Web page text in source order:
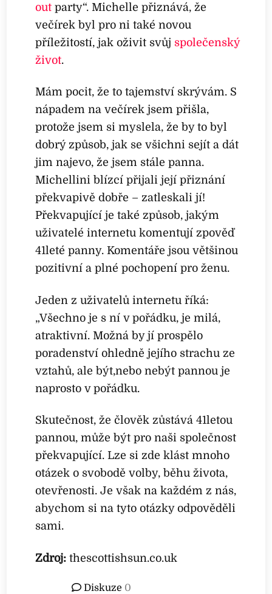
out party“. Michelle přiznává, že
večírek byl pro ni také novou
příležitostí, jak oživit svůjspolečenský
život.
Mám pocit, že to tajemství skrývám. S
nápadem na večírek jsem přišla,
protože jsem si myslela, že by to byl
dobrý způsob, jak se všichni sejít a dát
jim najevo, že jsem stále panna.
Michellini blízcí přijali její přiznání
překvapivě dobře – zatleskali jí!
Překvapující je také způsob, jakým
uživatelé internetu komentují zpověď
41leté panny. Komentáře jsou většinou
pozitivní a plné pochopení pro ženu.
Jeden z uživatelů internetu říká:
„Všechno je s ní v pořádku, je milá,
atraktivní. Možná by jí prospělo
poradenství ohledně jejího strachu ze
vztahů, ale být,nebo nebýt pannou je
naprosto v pořádku.
Skutečnost, že člověk zůstává 41letou
pannou, může být pro naši společnost
překvapující. Lze si zde klást mnoho
otázek o svobodě volby, běhu života,
otevřenosti. Je však na každém z nás,
abychom si na tyto otázky odpověděli
sami.
Zdroj:thescottishsun.co.uk
Diskuze 0